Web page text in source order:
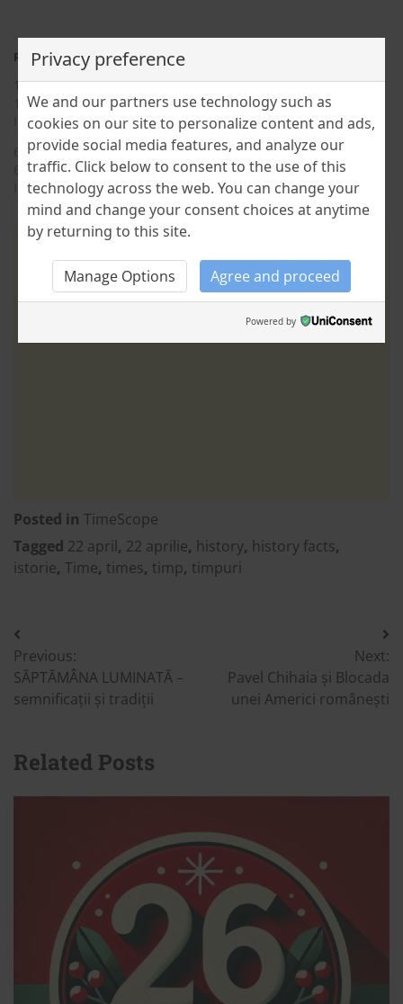
Related
16 aprilie în istorie
16 April 2025
In "TimeScope"
11 aprilie în istorie
10 April 2025
In "TimeScope"
6 APRILIE ÎN ISTORIE
6 April 2024
In "TimeScope"
Posted in TimeScope
Tagged 22 april , 22 aprilie, history, history facts,
istorie, Time, times, timp, timpuri
Post
navigation
Previous:
SĂPTĂMÂNA LUMINATĂ –
semnificații și tradiții
Next:
Pavel Chihaia și Blocada
unei Americi românești
Related Posts
Privacy preference
We and our partners use technology such as
cookies on our site to personalize content and ads,
provide social media features, and analyze our
traffic. Click below to consent to the use of this
technology across the web. You can change your
mind and change your consent choices at anytime
by returning to this site.
Manage Options Agree and proceed
Powered by